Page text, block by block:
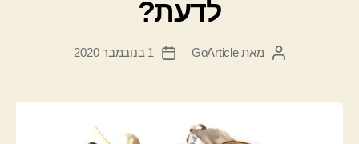
לדעת?
המחבר
מאתGoArticle
תאריך
1 בנובמבר 2020